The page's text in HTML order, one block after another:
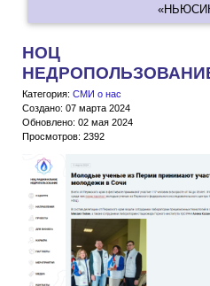
НОЦ
Категория: СМИ о нас
Создано: 07 марта 2024
Обновлено: 02 мая 2024
Просмотров: 2392